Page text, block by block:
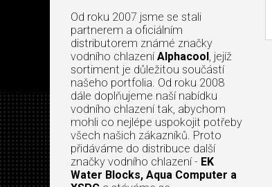
Od roku 2007 jsme se stali
partnerem a oficiálním
distributorem známé značky
vodního chlazení Alphacool, jejíž
sortiment je důležitou součástí
našeho portfolia. Od roku 2008
dále doplňujeme naší nabídku
vodního chlazení tak, abychom
mohli co nejlépe uspokojit potřeby
všech našich zákazníků. Proto
přidáváme do distribuce další
značky vodního chlazení - EK
Water Blocks, Aqua Computer a